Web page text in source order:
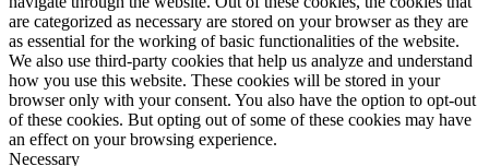
are categorized as necessary are stored on your browser as they are
as essential for the working of basic functionalities of the website.
We also use third-party cookies that help us analyze and understand
how you use this website. These cookies will be stored in your
browser only with your consent. You also have the option to opt-out
of these cookies. But opting out of some of these cookies may have
an effect on your browsing experience.
Necessary